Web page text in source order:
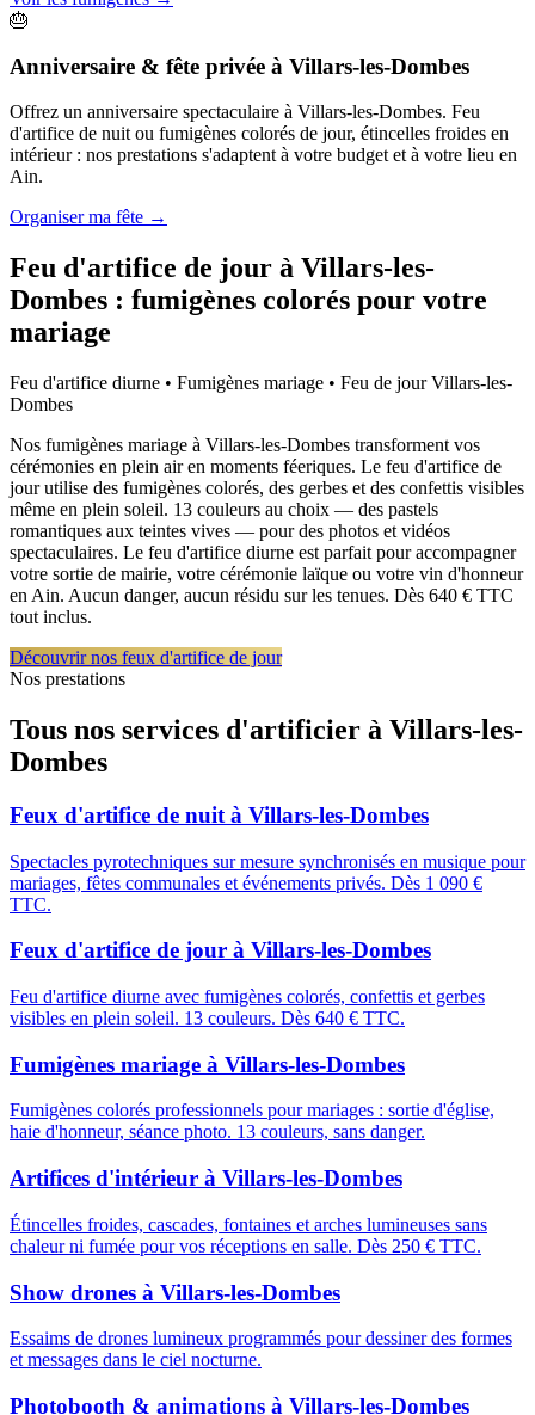
🎂
Anniversaire & fête privée à Villars-les-Dombes
Offrez un anniversaire spectaculaire à Villars-les-Dombes. Feu
d'artifice de nuit ou fumigènes colorés de jour, étincelles froides en
intérieur : nos prestations s'adaptent à votre budget et à votre lieu en
Ain.
Organiser ma fête →
Feu d'artifice de jour à Villars-les-
Dombes : fumigènes colorés pour votre
mariage
Feu d'artifice diurne • Fumigènes mariage • Feu de jourVillars-les-
Dombes
Nos fumigènes mariage à Villars-les-Dombes transforment vos
cérémonies en plein air en moments féeriques. Le feu d'artifice de
jour utilise des fumigènes colorés, des gerbes et des confettis visibles
même en plein soleil. 13 couleurs au choix — des pastels
romantiques aux teintes vives — pour des photos et vidéos
spectaculaires. Le feu d'artifice diurne est parfait pour accompagner
votre sortie de mairie, votre cérémonie laïque ou votre vin d'honneur
en Ain. Aucun danger, aucun résidu sur les tenues. Dès 640 € TTC
tout inclus.
Découvrir nos feux d'artifice de jour
Nos prestations
Tous nos services d'artificier à Villars-les-
Dombes
Feux d'artifice de nuit à Villars-les-Dombes
Spectacles pyrotechniques sur mesure synchronisés en musique pour
mariages, fêtes communales et événements privés. Dès 1 090 €
TTC.
Feux d'artifice de jour à Villars-les-Dombes
Feu d'artifice diurne avec fumigènes colorés, confettis et gerbes
visibles en plein soleil. 13 couleurs. Dès 640 € TTC.
Fumigènes mariage à Villars-les-Dombes
Fumigènes colorés professionnels pour mariages : sortie d'église,
haie d'honneur, séance photo. 13 couleurs, sans danger.
Artifices d'intérieur à Villars-les-Dombes
Étincelles froides, cascades, fontaines et arches lumineuses sans
chaleur ni fumée pour vos réceptions en salle. Dès 250 € TTC.
Show drones à Villars-les-Dombes
Essaims de drones lumineux programmés pour dessiner des formes
et messages dans le ciel nocturne.
Photobooth & animations à Villars-les-Dombes